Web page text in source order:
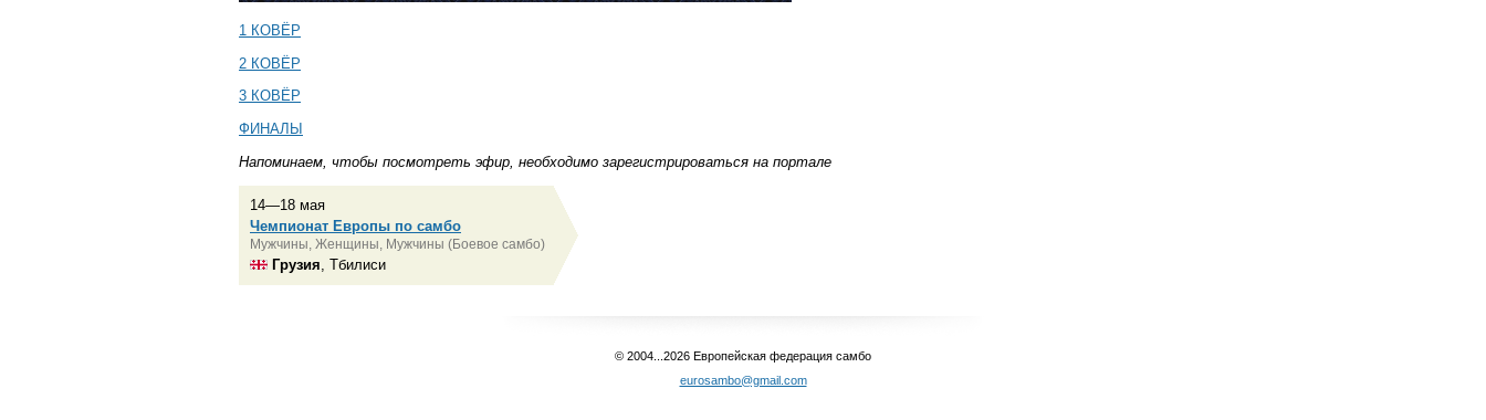
1 КОВЁР
2 КОВЁР
3 КОВЁР
ФИНАЛЫ
Напоминаем, чтобы посмотреть эфир, необходимо зарегистрироваться на портале
14—18 мая
Чемпионат Европы по самбо
Мужчины, Женщины, Мужчины (Боевое самбо)
Грузия , Тбилиси
© 2004...2026 Европейская федерация самбо
eurosambo@gmail.com